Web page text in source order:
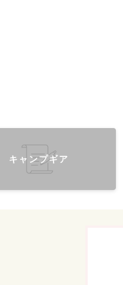
キャンプギア